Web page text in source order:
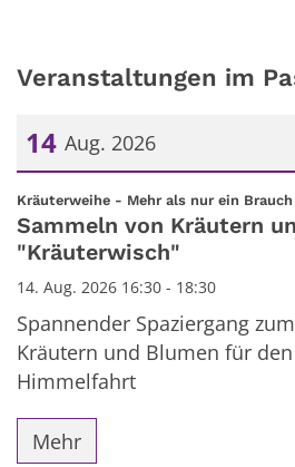
Veranstaltungen im
14 Aug. 2026
Datum: 14. August 2026
Kräuterweihe - Mehr als nur ein
Sammeln von Kräutern
"Kräuterwisch"
14. Aug. 2026 16:30 - 18:30
Spannender Spaziergang
Kräutern und Blumen für den
Himmelfahrt
Mehr